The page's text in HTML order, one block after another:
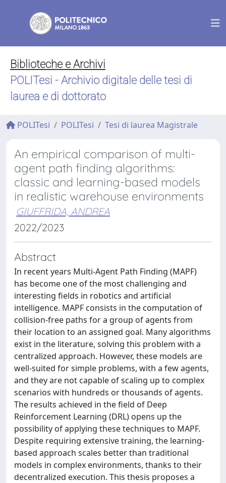
Biblioteche e Archivi
POLITesi - Archivio digitale delle tesi di
laurea e di dottorato
POLITesi POLITesi Tesi di laurea Magistrale
An empirical comparison of multi-
agent path finding algorithms:
classic and learning-based models
in realistic warehouse environments
GIUFFRIDA, ANDREA
2022/2023
Abstract
In recent years Multi-Agent Path Finding (MAPF)
has become one of the most challenging and
interesting fields in robotics and artificial
intelligence. MAPF consists in the computation of
collision-free paths for a group of agents from
their location to an assigned goal. Many algorithms
exist in the literature, solving this problem with a
centralized approach. However, these models are
well-suited for simple problems, with a few agents,
and they are not capable of scaling up to complex
scenarios with hundreds or thousands of agents.
The results achieved in the field of Deep
Reinforcement Learning (DRL) opens up the
possibility of applying these techniques to MAPF.
Despite requiring extensive training, the learning-
based approach scales better than traditional
models in complex environments, thanks to their
decentralized execution. This thesis proposes a